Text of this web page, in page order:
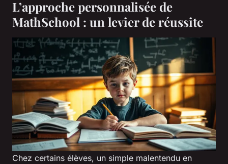
L’approche personnalisée de
MathSchool : un levier de réussite
Chez certains élèves, un simple malentendu en